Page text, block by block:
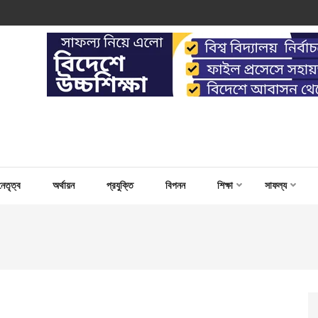
FOR CAPACITY
অর্থায়ন প্রযুক্তি বিপনন শিক্ষা সাফল্য